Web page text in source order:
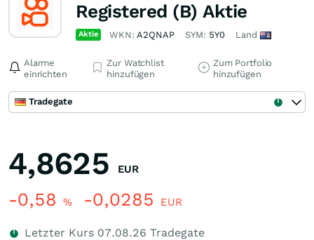
Registered (B) Aktie
Aktie WKN:A2QNAP SYM: 5Y0 Land
Alarme
einrichten
Zur Watchlist
hinzufügen
Zum Portfolio
hinzufügen
Tradegate
4,8625 EUR
-0,58 % -0,0285 EUR
Letzter Kurs 07.08.26 Tradegate